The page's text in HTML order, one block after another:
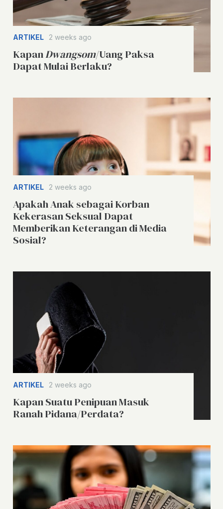
ARTIKEL 2 weeks ago
KapanDwangsom/Uang Paksa
Dapat Mulai Berlaku?
ARTIKEL 2 weeks ago
Apakah Anak sebagai Korban
Kekerasan Seksual Dapat
Memberikan Keterangan di Media
Sosial?
ARTIKEL 2 weeks ago
Kapan Suatu Penipuan Masuk
Ranah Pidana/Perdata?